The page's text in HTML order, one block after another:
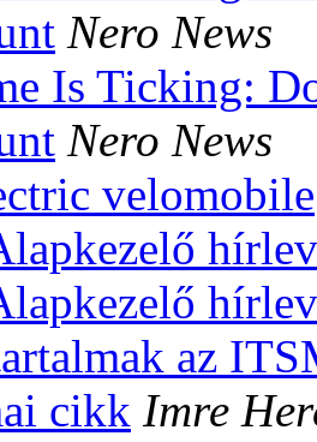
Nero News
Is Ticking:
Nero News
velomobile
az
cikk Imre